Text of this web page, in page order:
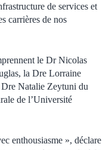
de services et
carrières de nos
le Dr Nicolas
la Dre Lorraine
Natalie Zeytuni du
de l’Université
enthousiasme », déclare